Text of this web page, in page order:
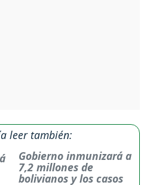
leer también:
Gobierno inmunizará a
7,2 millones de
bolivianos y los casos